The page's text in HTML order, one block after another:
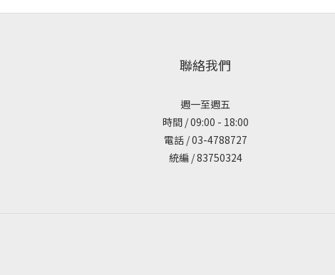
聯絡我們
週一至週五
時間 / 09:00 - 18:00
電話 / 03-4788727
統編 / 83750324